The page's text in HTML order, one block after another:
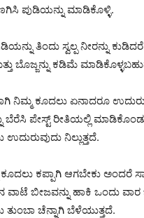
ಪುಡಿಯನ್ನು ಮಾಡಿಕೊಳ್ಳಿ.
ತಿಂದು ಸ್ವಲ್ಪ ನೀರನ್ನು
ಬೊಜ್ಜನ್ನು ಕಡಿಮೆ
ಕೂದಲು ಏನಾದರೂ
ಬೆರೆಸಿ ಪೇಸ್ಟ್ ರೀತಿಯಲ್ಲಿ
ನಿಲ್ಲುತ್ತದೆ.
ಕಪ್ಪಾಗಿ ಆಗಬೇಕು ಅಂದರೆ
ವಾಟೆ ಬೀಜವನ್ನು ಹಾಕಿ ಒಂದು
ತುಂಬಾ ಚೆನ್ನಾಗಿ ಬೆಳೆಯುತ್ತದೆ.